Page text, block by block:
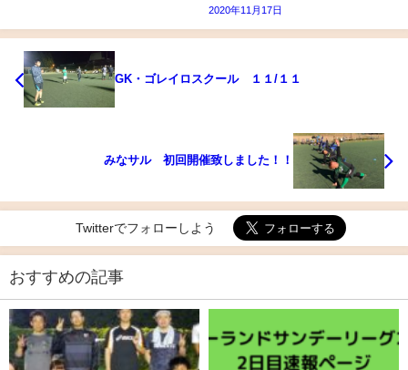
2020年11月17日
GK・ゴレイロスクール １１/１１
みなサル 初回開催致しました！！
Twitterでフォローしよう
おすすめの記事